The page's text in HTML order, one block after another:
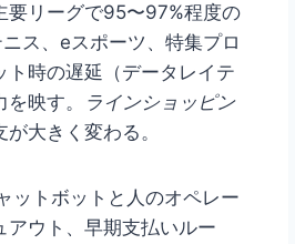
要リーグで95〜97%程度の
ス、eスポーツ、特集プロ
ト時の遅延（データレイテ
映す。
ラインショッピン
大きく変わる。
ットボットと人のオペレー
アウト、早期支払いルー